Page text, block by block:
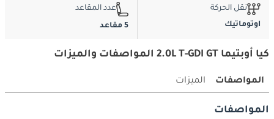
نقل الحركة
اوتوماتيك
عدد المقاعد
5 مقاعد
كيا أوبتيما 2.0L T-GDI GT المواصفات والميزات
المواصفات الميزات
المواصفات